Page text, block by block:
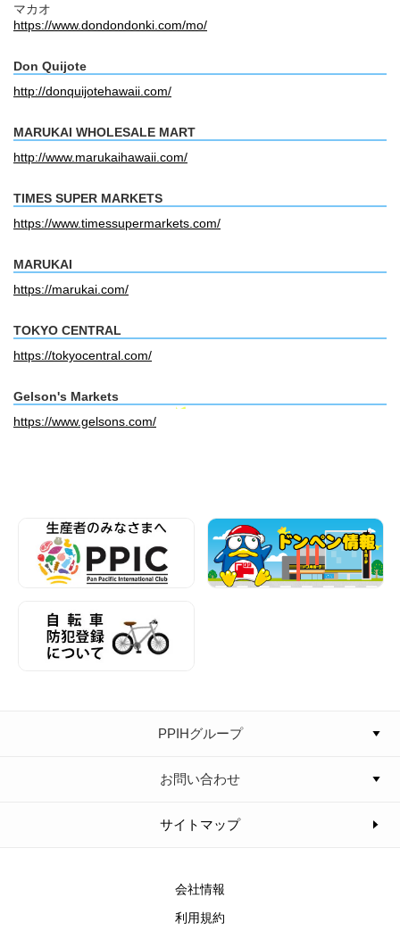
マカオ
https://www.dondondonki.com/mo/
Don Quijote
http://donquijotehawaii.com/
MARUKAI WHOLESALE MART
http://www.marukaihawaii.com/
TIMES SUPER MARKETS
https://www.timessupermarkets.com/
MARUKAI
https://marukai.com/
TOKYO CENTRAL
https://tokyocentral.com/
Gelson's Markets
https://www.gelsons.com/
PPIHグループ
お問い合わせ
サイトマップ
会社情報
利用規約